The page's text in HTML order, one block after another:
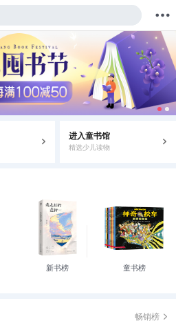
值得买 我的当当
进入童书馆
精选少儿读物
新书榜 童书榜
畅销榜